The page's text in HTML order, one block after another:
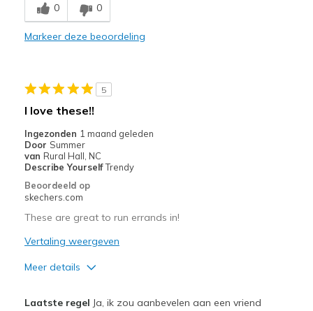
Minpunten
Haven't had long enough
Casual Wear
Sizing
View On Shoes
I'm Into Shoes
0 0
Markeer deze beoordeling
5
I love these!!
Ingezonden 1 maand geleden
Door Summer
van Rural Hall, NC
Describe YourselfTrendy
Beoordeeld op
skechers.com
These are great to run errands in!
Vertaling weergeven
Meer details
Laatste regel Ja, ik zou aanbevelen aan een vriend